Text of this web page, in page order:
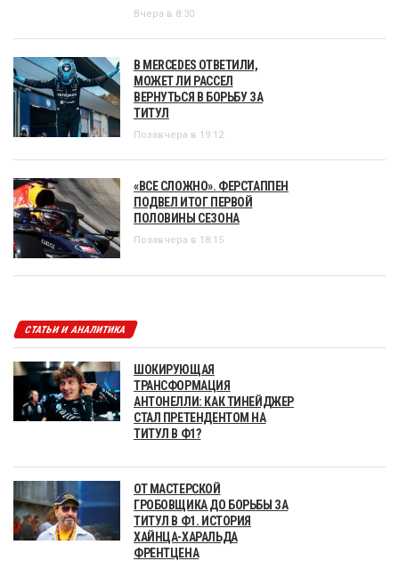
Вчера в 8:30
В MERCEDES ОТВЕТИЛИ,
МОЖЕТ ЛИ РАССЕЛ
ВЕРНУТЬСЯ В БОРЬБУ ЗА
ТИТУЛ
Позавчера в 19:12
«ВСЕ СЛОЖНО». ФЕРСТАППЕН
ПОДВЕЛ ИТОГ ПЕРВОЙ
ПОЛОВИНЫ СЕЗОНА
Позавчера в 18:15
СТАТЬИ И АНАЛИТИКА
ШОКИРУЮЩАЯ
ТРАНСФОРМАЦИЯ
АНТОНЕЛЛИ: КАК ТИНЕЙДЖЕР
СТАЛ ПРЕТЕНДЕНТОМ НА
ТИТУЛ В Ф1?
ОТ МАСТЕРСКОЙ
ГРОБОВЩИКА ДО БОРЬБЫ ЗА
ТИТУЛ В Ф1. ИСТОРИЯ
ХАЙНЦА-ХАРАЛЬДА
ФРЕНТЦЕНА